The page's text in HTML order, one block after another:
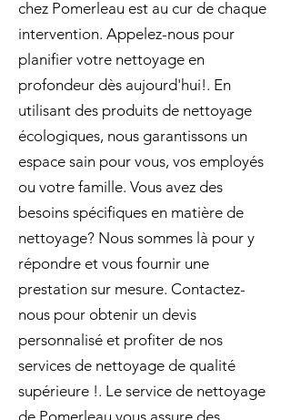
chez Pomerleau est au cur de chaque
intervention. Appelez-nous pour
planifier votre nettoyage en
profondeur dès aujourd'hui!. En
utilisant des produits de nettoyage
écologiques, nous garantissons un
espace sain pour vous, vos employés
ou votre famille. Vous avez des
besoins spécifiques en matière de
nettoyage? Nous sommes là pour y
répondre et vous fournir une
prestation sur mesure. Contactez-
nous pour obtenir un devis
personnalisé et profiter de nos
services de nettoyage de qualité
supérieure !. Le service de nettoyage
de Pomerleau vous assure des